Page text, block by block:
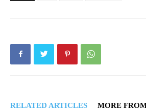
RELATED ARTICLES MORE